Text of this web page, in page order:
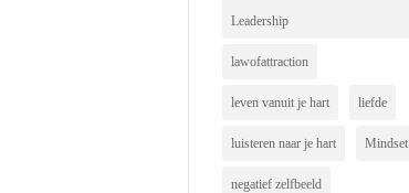
Leadership
lawofattraction
leven vanuit je hart liefde
luisteren naar je hart Mindset
negatief zelfbeeld